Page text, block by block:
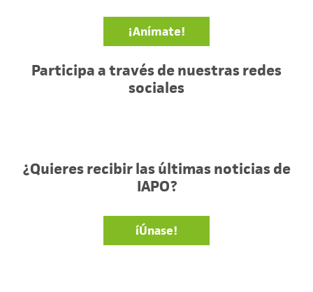
¡Anímate!
Participa a través de nuestras redes
sociales
¿Quieres recibir las últimas noticias de
IAPO?
íÚnase!